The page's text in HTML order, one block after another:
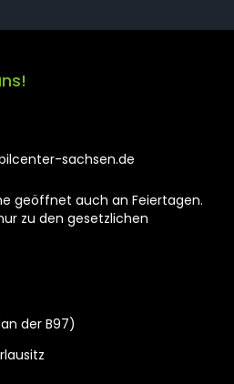
sachsen.de
geöffnet auch an Feiertagen.
zu den gesetzlichen
der B97)